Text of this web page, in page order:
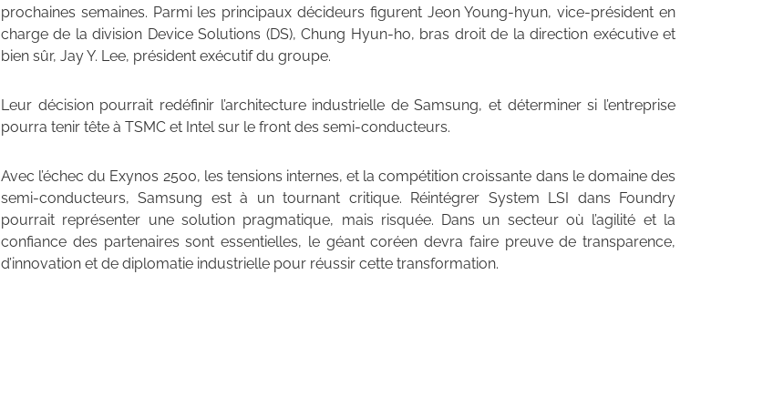
prochaines semaines. Parmi les principaux décideurs figurent Jeon Young-hyun, vice-président en
charge de la division Device Solutions (DS), Chung Hyun-ho, bras droit de la direction exécutive et
bien sûr, Jay Y. Lee, président exécutif du groupe.
Leur décision pourrait redéfinir l’architecture industrielle de Samsung, et déterminer si l’entreprise
pourra tenir tête à TSMC et Intel sur le front des semi-conducteurs.
Avec l’échec du Exynos 2500, les tensions internes, et la compétition croissante dans le domaine des
semi-conducteurs, Samsung est à un tournant critique. Réintégrer System LSI dans Foundry
pourrait représenter une solution pragmatique, mais risquée. Dans un secteur où l’agilité et la
confiance des partenaires sont essentielles, le géant coréen devra faire preuve de transparence,
d’innovation et de diplomatie industrielle pour réussir cette transformation.